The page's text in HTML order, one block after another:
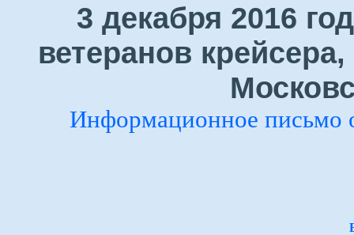
3 декабря 2016
ветеранов
Информационное письмо